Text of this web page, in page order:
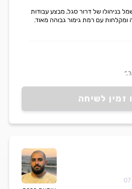
זמין לשיחה
בניהולו של דרור סגל, מבצע עבודות
ומקלחות עם רמת גימור גבוהה מאוד.